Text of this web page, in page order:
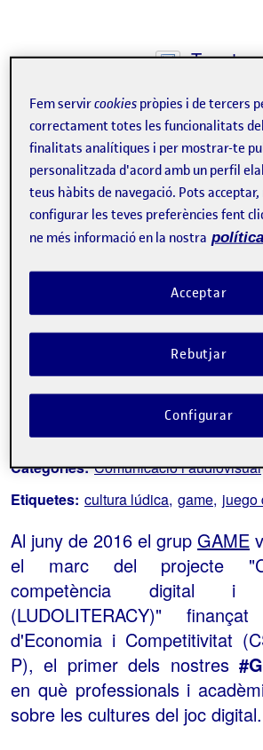
Tweet
La inscripció ha finalitzat.
Inscriure-s'hi
Contacte
Sobre l'esdeveniment
Categories: Comunicació i audiovisual
Etiquetes: cultura lúdica game juego
Al juny de 2016 el grup GAME
el marc del projecte
competència digital i
(LUDOLITERACY)"
d'Economia i Competitivitat
P), el primer dels nostres
en què professionals i
sobre les cultures del joc digital.
Fem servircookies pròpies i de tercers
correctament totes les funcionalitats
finalitats analítiques i per mostrar-te
personalitzada d'acord amb un perfil
teus hàbits de navegació. Pots
configurar les teves preferències fent
ne més informació en la nostra
Rebutjar
Acceptar
Configurar